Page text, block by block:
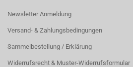
Newsletter Anmeldung
Versand- & Zahlungsbedingungen
Sammelbestellung / Erklärung
Widerrufsrecht & Muster-Widerrufsformular